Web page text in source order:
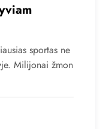
sportas ne
Milijonai žmon